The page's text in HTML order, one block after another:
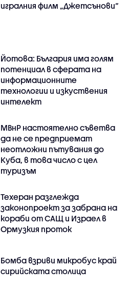
игралния филм „Джетсънови“
Йотова: България има голям
потенциал в сферата на
информационните
технологии и изкуствения
интелект
МВнР настоятелно съветва
да не се предприемат
неотложни пътувания до
Куба, в това число с цел
туризъм
Техеран разглежда
законопроект за забрана на
кораби от САЩ и Израел в
Ормузкия проток
Бомба взриви микробус край
сирийската столица